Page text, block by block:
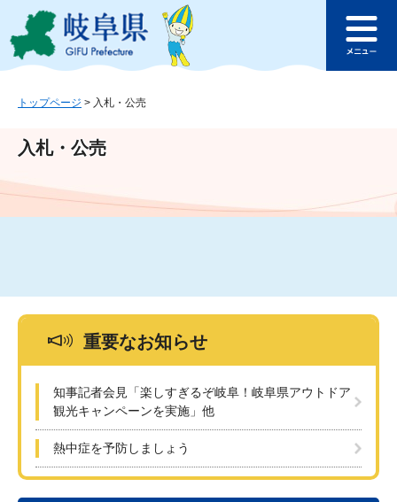
ジ
ュ
文
このページの本文へ
ュ
トップページ > 入札・公売
入札・公売
重要なお知らせ
知事記者会見「楽しすぎるぞ岐阜！岐阜県アウトドア
観光キャンペーンを実施」他
熱中症を予防しましょう